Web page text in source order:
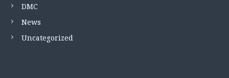
DMC
News
Uncategorized